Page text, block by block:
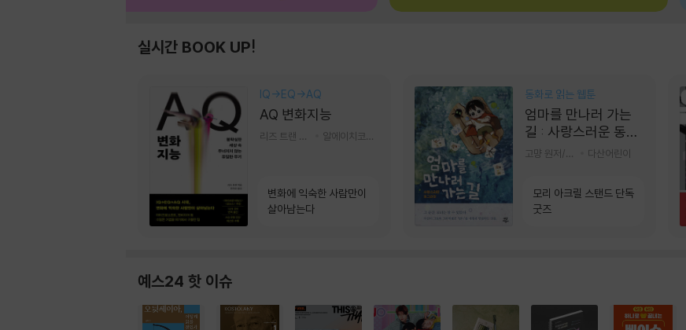
실시간 BOOK UP!
IQ→EQ→AQ
AQ 변화지능
변화에 익숙한 사람만이
살아남는다
동화로 읽는 웹툰
엄마를 만나러 가는
길 : 사랑스러운 동그
라미
다산어린이
모리 아크릴 스탠드 단독
굿즈
예스24 핫 이슈